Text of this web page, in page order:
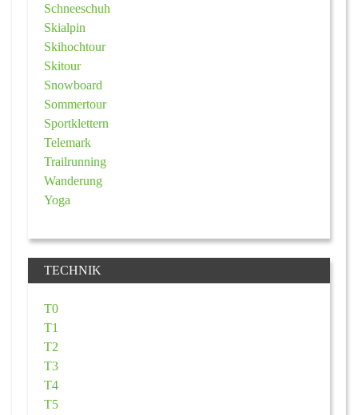
Schneeschuh
Skialpin
Skihochtour
Skitour
Snowboard
Sommertour
Sportklettern
Telemark
Trailrunning
Wanderung
Yoga
TECHNIK
T0
T1
T2
T3
T4
T5